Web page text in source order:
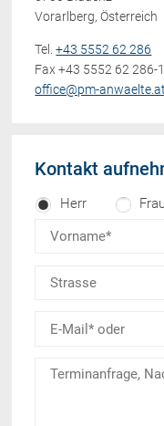
Vorarlberg, Österreich
Tel.+43 5552 62 286
Fax +43 5552 62 286-
office@pm-anwaelte.at
Kontakt
Herr Frau